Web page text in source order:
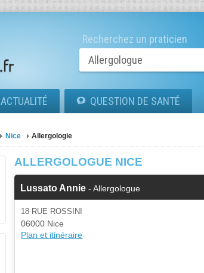
Recherchez un praticien
ACTUALITÉ QUESTION DE SANTÉ
Nice Allergologie
ALLERGOLOGUE NICE
Lussato Annie - Allergologue
18 RUE ROSSINI
06000 Nice
Plan et itinéraire